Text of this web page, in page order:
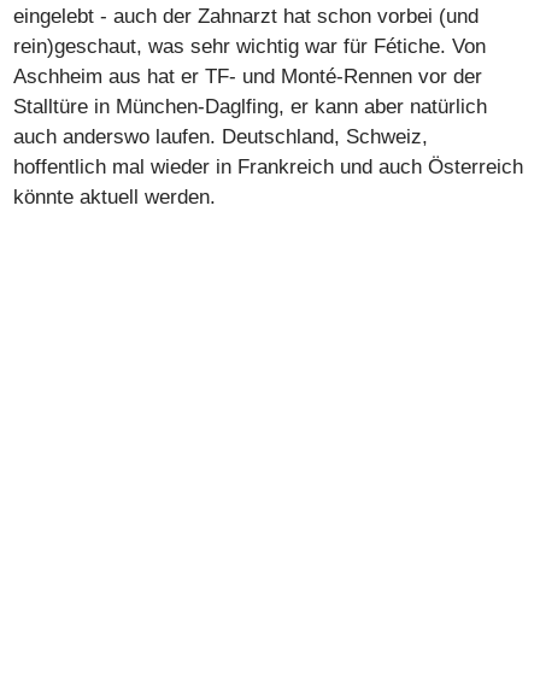
eingelebt - auch der Zahnarzt hat schon vorbei (und
rein)geschaut, was sehr wichtig war für Fétiche. Von
Aschheim aus hat er TF- und Monté-Rennen vor der
Stalltüre in München-Daglfing, er kann aber natürlich
auch anderswo laufen. Deutschland, Schweiz,
hoffentlich mal wieder in Frankreich und auch Österreich
könnte aktuell werden.